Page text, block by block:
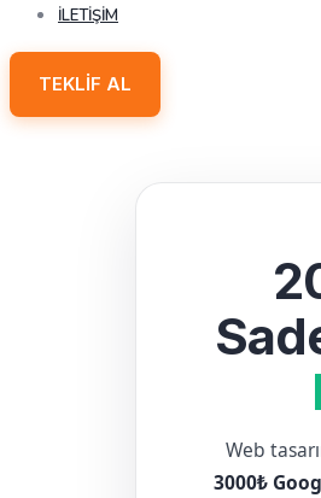
İLETIŞIM
TEKLIF AL
Web
3000₺